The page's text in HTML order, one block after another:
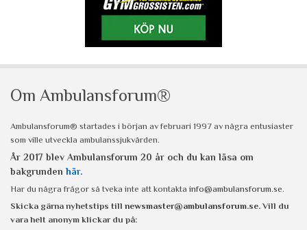
Om Ambulansforum®
Ambulansforum® startades i början av februari 1997 av några entusiaster
som ville utveckla ambulanssjukvården.
År 2017 blev Ambulansforum 20 år och du kan läsa om
bakgrunden här.
Har du några frågor så tveka inte att kontakta info@ambulansforum.se.
Skicka gärna nyhetstips till newsmaster@ambulansforum.se. Vill du
vara helt anonym klickar du på: